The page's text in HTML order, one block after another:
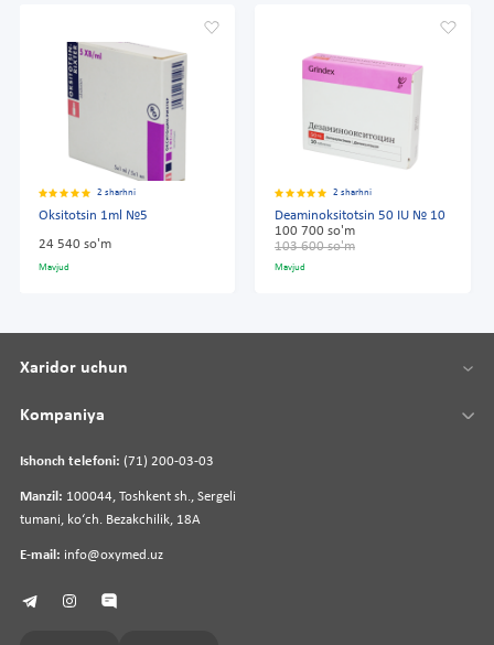
2 sharhni
Oksitotsin 1ml №5
24 540 so'm
Mavjud
2 sharhni
Deaminoksitotsin 50 IU № 10
100 700 so'm
103 600 so'm
Mavjud
Ishonch telefoni: (71) 200-03-03
Manzil: 100044, Toshkent sh., Sergeli
tumani, koʻch. Bezakchilik, 18A
E-mail: info@oxymed.uz
Xaridor uchun
Kompaniya